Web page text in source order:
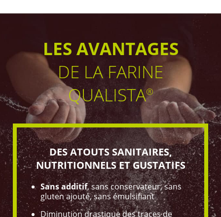
LES AVANTAGES
DE LA FARINE
QUALISTA®
DES ATOUTS SANITAIRES,
NUTRITIONNELS ET GUSTATIFS
Sans additif, sans conservateur, sans
gluten ajouté, sans émulsifiant
Diminution drastique des traces de